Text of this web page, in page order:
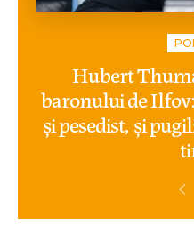
Hubert
baronului de
și pesedist, și